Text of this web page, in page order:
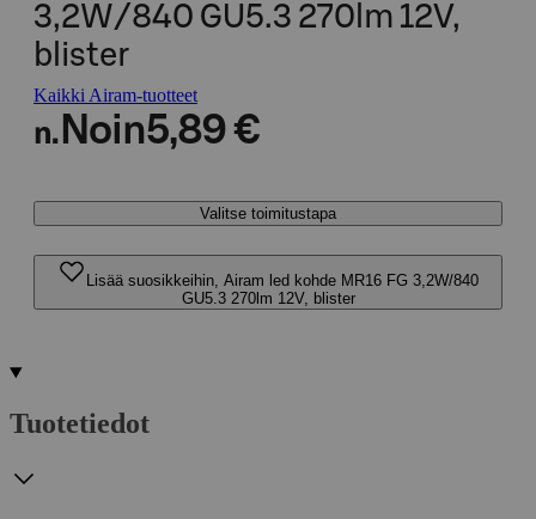
3,2W/840 GU5.3 270lm 12V,
blister
Kaikki Airam-tuotteet
n. Noin5,89 €
Valitse toimitustapa
Lisää suosikkeihin, Airam led kohde MR16 FG 3,2W/840
GU5.3 270lm 12V, blister
Tuotetiedot